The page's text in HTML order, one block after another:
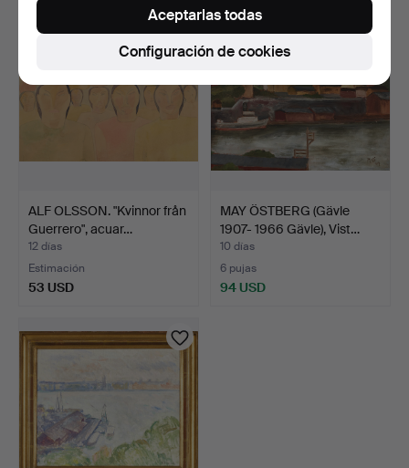
ALF OLSSON. "Kvinnor från
Guerrero", acuar…
12 días
Estimación
53 USD
MAY ÖSTBERG (Gävle
1907- 1966 Gävle), Vist…
10 días
6 pujas
94 USD
Configuración de cookies
Aceptarlas todas